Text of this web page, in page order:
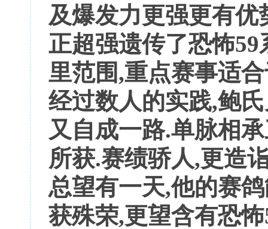
及爆发力更强更有
正超强遗传了恐怖59
里范围,重点赛事适
经过数人的实践,鲍
又自成一路.单脉相
所获.赛绩骄人,更造
总望有一天,他的赛
获殊荣,更望含有恐